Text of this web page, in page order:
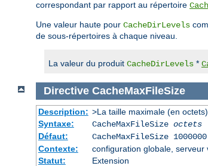
correspondant par rapport au répertoire
Une valeur haute pour CacheDirLevels
de sous-répertoires à chaque niveau.
La valeur du produit CacheDirLevels *
Directive CacheMaxFileSize
Description: >La taille maximale (en
Syntaxe:
CacheMaxFileSize octets
Défaut:
CacheMaxFileSize 1000000
Contexte:
configuration globale,
Statut:
Extension